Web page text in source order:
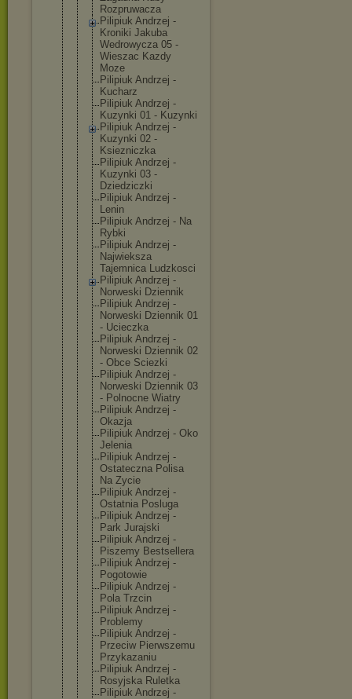
Rozpruwacza
Pilipiuk Andrzej -
Kroniki Jakuba
Wedrowycza 05 -
Wieszac Kazdy
Moze
Pilipiuk Andrzej -
Kucharz
Pilipiuk Andrzej -
Kuzynki 01 - Kuzynki
Pilipiuk Andrzej -
Kuzynki 02 -
Ksiezniczka
Pilipiuk Andrzej -
Kuzynki 03 -
Dziedziczki
Pilipiuk Andrzej -
Lenin
Pilipiuk Andrzej - Na
Rybki
Pilipiuk Andrzej -
Najwieksza
Tajemnica Ludzkosci
Pilipiuk Andrzej -
Norweski Dziennik
Pilipiuk Andrzej -
Norweski Dziennik 01
- Ucieczka
Pilipiuk Andrzej -
Norweski Dziennik 02
- Obce Sciezki
Pilipiuk Andrzej -
Norweski Dziennik 03
- Polnocne Wiatry
Pilipiuk Andrzej -
Okazja
Pilipiuk Andrzej - Oko
Jelenia
Pilipiuk Andrzej -
Ostateczna Polisa
Na Zycie
Pilipiuk Andrzej -
Ostatnia Posluga
Pilipiuk Andrzej -
Park Jurajski
Pilipiuk Andrzej -
Piszemy Bestsellera
Pilipiuk Andrzej -
Pogotowie
Pilipiuk Andrzej -
Pola Trzcin
Pilipiuk Andrzej -
Problemy
Pilipiuk Andrzej -
Przeciw Pierwszemu
Przykazaniu
Pilipiuk Andrzej -
Rosyjska Ruletka
Pilipiuk Andrzej -